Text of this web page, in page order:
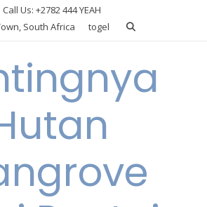
Call Us: +2782 444 YEAH
South Africa
togel